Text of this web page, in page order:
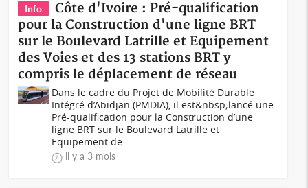
Info
Côte d'Ivoire : Pré-qualification
pour la Construction d'une ligne BRT
sur le Boulevard Latrille et Equipement
des Voies et des 13 stations BRT y
compris le déplacement de réseau
Dans le cadre du Projet de Mobilité Durable
Intégré d’Abidjan (PMDIA), il est&nbsp;lancé une
Pré-qualification pour la Construction d’une
ligne BRT sur le Boulevard Latrille et
Equipement de...
il y a 3 mois